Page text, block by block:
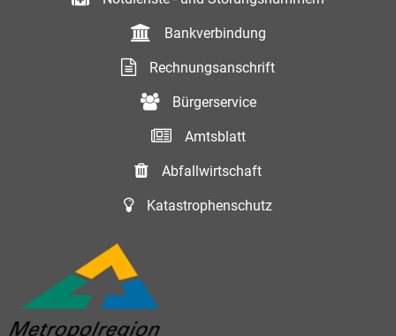
Bankverbindung
Rechnungsanschrift
Bürgerservice
Amtsblatt
Abfallwirtschaft
Katastrophenschutz